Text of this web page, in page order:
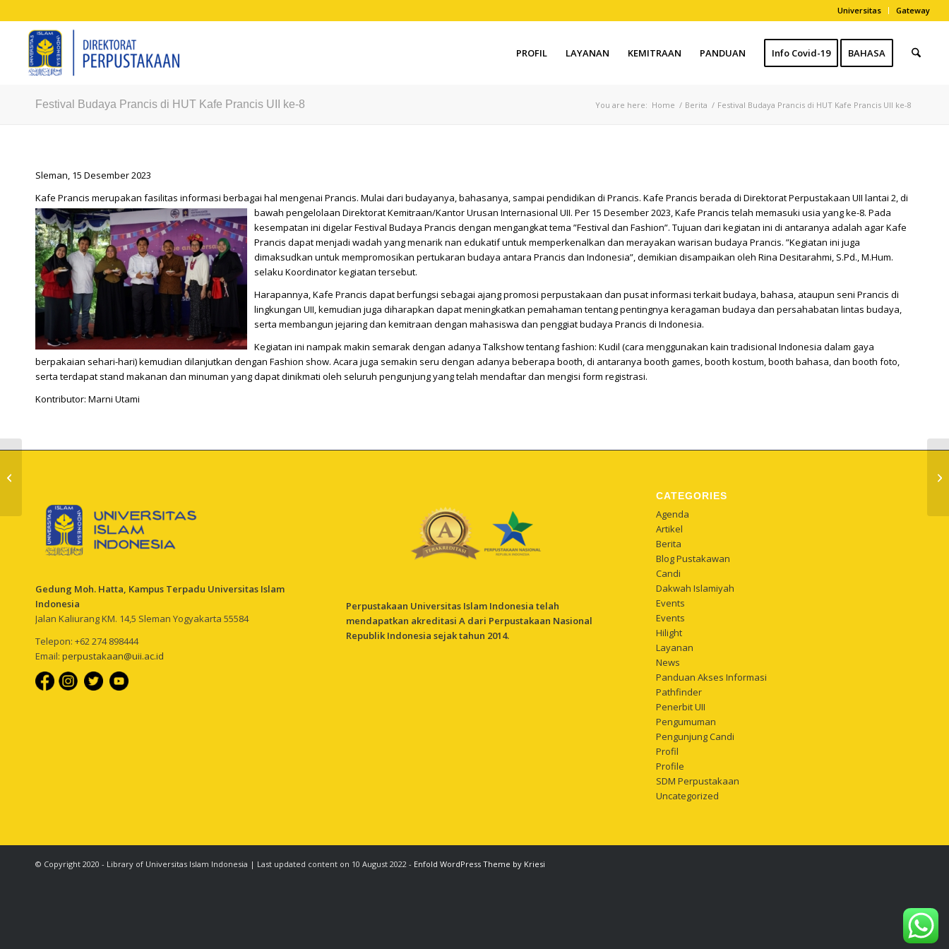
Universitas Gateway
PROFIL LAYANAN KEMITRAAN PANDUAN Info Covid-19 BAHASA
Festival Budaya Prancis di HUT Kafe Prancis UII ke-8 You are here: Home / Berita / Festival Budaya Prancis di HUT Kafe Prancis UII ke-8
Sleman, 15 Desember 2023
Kafe Prancis merupakan fasilitas informasi berbagai hal mengenai Prancis. Mulai dari budayanya, bahasanya, sampai pendidikan di Prancis. Kafe Prancis berada di Direktorat Perpustakaan UII lantai 2, di
bawah pengelolaan Direktorat Kemitraan/Kantor Urusan Internasional UII. Per 15 Desember 2023, Kafe Prancis telah memasuki usia yang ke-8. Pada
kesempatan ini digelar Festival Budaya Prancis dengan mengangkat tema ”Festival dan Fashion”. Tujuan dari kegiatan ini di antaranya adalah agar Kafe
Prancis dapat menjadi wadah yang menarik nan edukatif untuk memperkenalkan dan merayakan warisan budaya Prancis. ”Kegiatan ini juga
dimaksudkan untuk mempromosikan pertukaran budaya antara Prancis dan Indonesia”, demikian disampaikan oleh Rina Desitarahmi, S.Pd., M.Hum.
selaku Koordinator kegiatan tersebut.
Harapannya, Kafe Prancis dapat berfungsi sebagai ajang promosi perpustakaan dan pusat informasi terkait budaya, bahasa, ataupun seni Prancis di
lingkungan UII, kemudian juga diharapkan dapat meningkatkan pemahaman tentang pentingnya keragaman budaya dan persahabatan lintas budaya,
serta membangun jejaring dan kemitraan dengan mahasiswa dan penggiat budaya Prancis di Indonesia.
Kegiatan ini nampak makin semarak dengan adanya Talkshow tentang fashion: Kudil (cara menggunakan kain tradisional Indonesia dalam gaya
berpakaian sehari-hari) kemudian dilanjutkan dengan Fashion show. Acara juga semakin seru dengan adanya beberapa booth, di antaranya booth games, booth kostum, booth bahasa, dan booth foto,
serta terdapat stand makanan dan minuman yang dapat dinikmati oleh seluruh pengunjung yang telah mendaftar dan mengisi form registrasi.
Kontributor: Marni Utami
Gedung Moh. Hatta, Kampus Terpadu Universitas Islam
Indonesia
Jalan Kaliurang KM. 14,5 Sleman Yogyakarta 55584
Telepon: +62 274 898444
Email: perpustakaan@uii.ac.id
Perpustakaan Universitas Islam Indonesia telah
mendapatkan akreditasi A dari Perpustakaan Nasional
Republik Indonesia sejak tahun 2014.
CATEGORIES
Agenda
Artikel
Berita
Blog Pustakawan
Candi
Dakwah Islamiyah
Events
Events
Hilight
Layanan
News
Panduan Akses Informasi
Pathfinder
Penerbit UII
Pengumuman
Pengunjung Candi
Profil
Profile
SDM Perpustakaan
Uncategorized
© Copyright 2020 - Library of Universitas Islam Indonesia | Last updated content on 10 August 2022 - Enfold WordPress Theme by Kriesi
Refleksi...